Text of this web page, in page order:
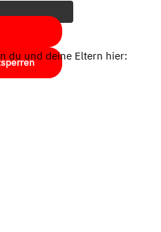
du und deine Eltern hier: